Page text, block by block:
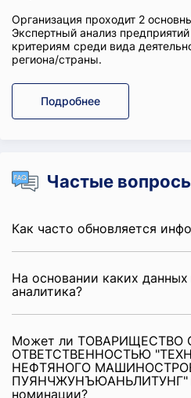
Организация проходит 2
Экспертный анализ
критериям среди вида
региона/страны.
Подробнее
Частые
Как часто обновляется
На основании каких
аналитика?
Может ли ТОВАРИЩЕСТВО
ОТВЕТСТВЕННОСТЬЮ
НЕФТЯНОГО
ПУЯНЧЖУНЪЮАНЬЛИТУНГ"
номинации?